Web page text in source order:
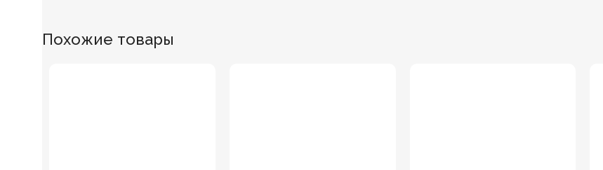
Похожие товары